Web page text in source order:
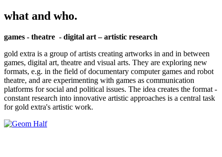
what and who.
games - theatre - digital art – artistic research
gold extra is a group of artists creating artworks in and in between
games, digital art, theatre and visual arts. They are exploring new
formats, e.g. in the field of documentary computer games and robot
theatre, and are experimenting with games as communication
platforms for social and political issues. The idea creates the format -
constant research into innovative artistic approaches is a central task
for gold extra's artistic work.